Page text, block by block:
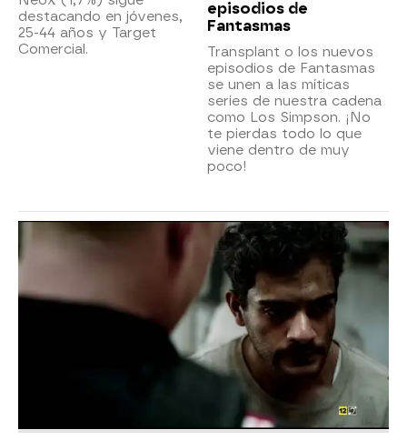
destacando en jóvenes,
25-44 años y Target
Comercial.
episodios de
Fantasmas
Transplant o los nuevos
episodios de Fantasmas
se unen a las míticas
series de nuestra cadena
como Los Simpson. ¡No
te pierdas todo lo que
viene dentro de muy
poco!